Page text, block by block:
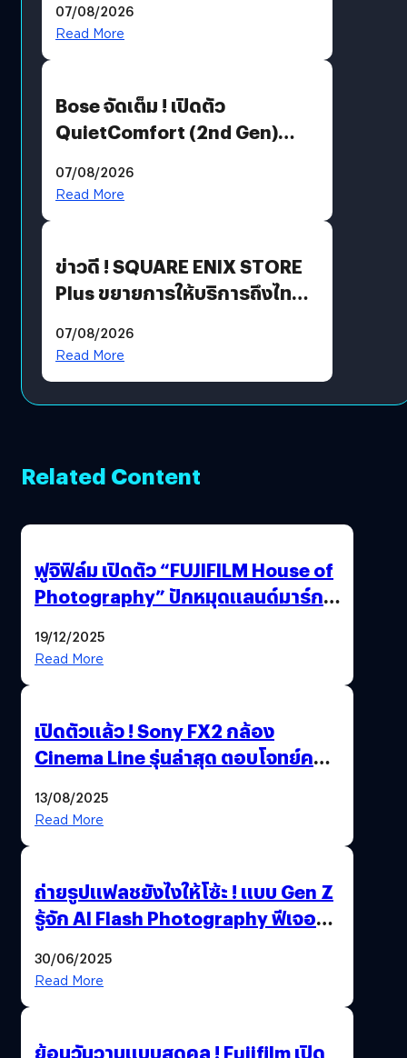
มีภาษาไทยด้วย
07/08/2026
Read More
Bose จัดเต็ม ! เปิดตัว
QuietComfort (2nd Gen)
07/08/2026
Read More
ข่าวดี ! SQUARE ENIX STORE
Plus ขยายการให้บริการถึงไทย
โดยตรง
07/08/2026
Read More
Related Content
ฟูจิฟิล์ม เปิดตัว “FUJIFILM House of
Photography” ปักหมุดแลนด์มาร์ก
19/12/2025
Read More
เปิดตัวแล้ว ! Sony FX2 กล้อง
Cinema Line รุ่นล่าสุด ตอบโจทย์ครี
13/08/2025
Read More
ถ่ายรูปแฟลชยังไงให้โซ้ะ ! แบบ Gen Z
รู้จัก AI Flash Photography ฟีเจอร์
30/06/2025
Read More
ย้อนวันวานแบบสุดคูล ! Fujifilm เปิด